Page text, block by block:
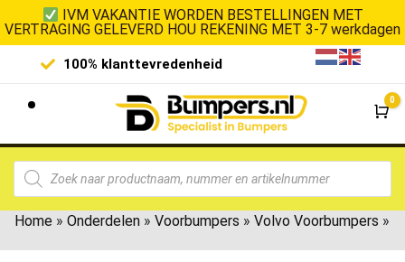
IVM VAKANTIE WORDEN BESTELLINGEN MET
VERTRAGING GELEVERD HOU REKENING MET 3-7 werkdagen
100% klanttevredenheid
0
Home » Onderdelen » Voorbumpers » Volvo Voorbumpers »